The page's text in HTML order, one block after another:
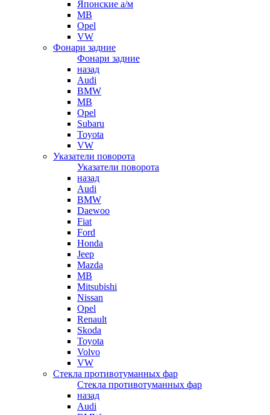
Японские а/м
MB
Opel
VW
Фонари задние
Фонари задние
назад
Audi
BMW
MB
Opel
Subaru
Toyota
VW
Указатели поворота
Указатели поворота
назад
Audi
BMW
Daewoo
Fiat
Ford
Honda
Jeep
Mazda
MB
Mitsubishi
Nissan
Opel
Renault
Skoda
Toyota
Volvo
VW
Стекла противотуманных фар
Стекла противотуманных фар
назад
Audi